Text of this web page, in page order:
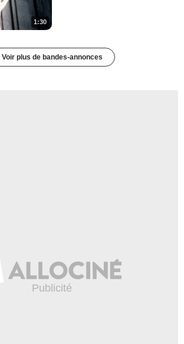
1:30
Voir plus de bandes-annonces